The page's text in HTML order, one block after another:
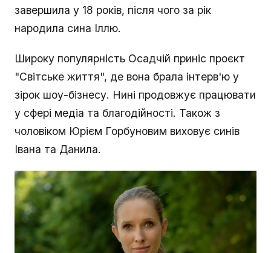
завершила у 18 років, після чого за рік
народила сина Іллю.
Широку популярність Осадчій приніс проєкт
"Світське життя", де вона брала інтерв'ю у
зірок шоу-бізнесу. Нині продовжує працювати
у сфері медіа та благодійності. Також з
чоловіком Юрієм Горбуновим виховує синів
Івана та Данила.